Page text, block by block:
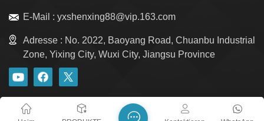
E-Mail : yxshenxing88@vip.163.com
Adresse : No. 2022, Baoyang Road, Chuanbu Industrial
Zone, Yixing City, Wuxi City, Jiangsu Province
Xml Datenschutzrichtlinie Sitemap